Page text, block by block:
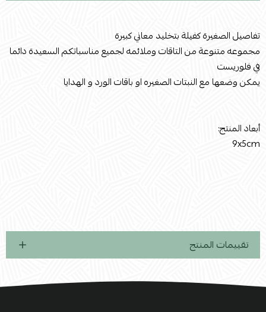
تفاصيل الصغيرة كفيلة بتخليد معاني كبيرة
مجموعه متنوعة من التاقات وملائمه لجميع مناسباتكم السعيدة دائما
في فلوريست
يمكن وضعها مع النبتات الصغيره او باقات الورد و الهدايا
أبعاد المنتج:
9x5cm
تقييمات المنتج